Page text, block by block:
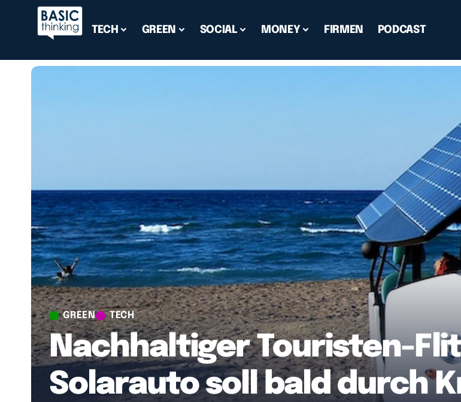
TECH GREEN SOCIAL MONEY FIRMEN PODCAST
GREEN TECH
Nachhaltiger Touristen-
Solarauto soll bald durch